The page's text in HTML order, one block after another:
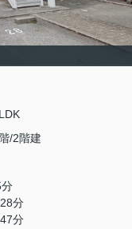
/2階建
分
分
分